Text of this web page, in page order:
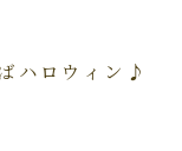
ハロウィン♪